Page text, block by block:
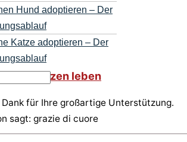
Hund adoptieren – Der
Katze adoptieren – Der
Aktionen
Aktionen!
Schmerzen leben
für Ihre großartige Unterstützung.
sagt: grazie di cuore